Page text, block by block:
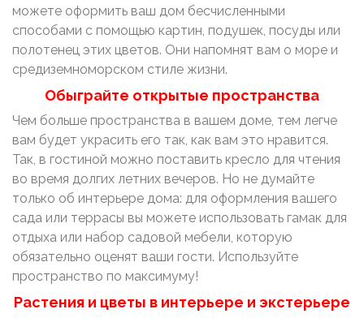
можете оформить ваш дом бесчисленными
способами с помощью картин, подушек, посуды или
полотенец этих цветов. Они напомнят вам о море и
средиземноморском стиле жизни.
Обыграйте открытые пространства
Чем больше пространства в вашем доме, тем легче
вам будет украсить его так, как вам это нравится.
Так, в гостиной можно поставить кресло для чтения
во время долгих летних вечеров. Но не думайте
только об интерьере дома: для оформления вашего
сада или террасы вы можете использовать гамак для
отдыха или набор садовой мебели, которую
обязательно оценят ваши гости. Используйте
пространство по максимуму!
Растения и цветы в интерьере и экстерьере